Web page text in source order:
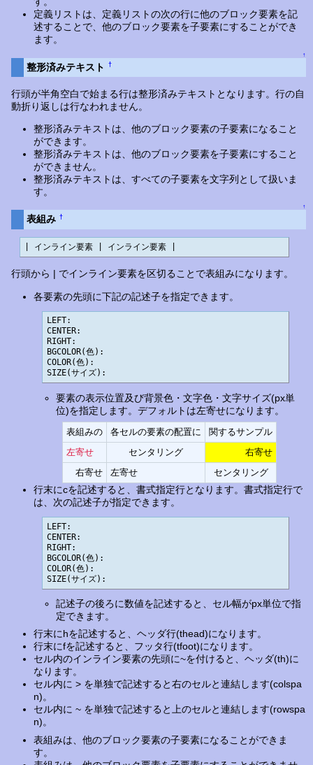
定義リストは、定義リストの次の行に他のブロック要素を記
述することで、他のブロック要素を子要素にすることができ
ます。
↑
整形済みテキスト †
行頭が半角空白で始まる行は整形済みテキストとなります。行の自
動折り返しは行なわれません。
整形済みテキストは、他のブロック要素の子要素になること
ができます。
整形済みテキストは、他のブロック要素を子要素にすること
ができません。
整形済みテキストは、すべての子要素を文字列として扱いま
す。
↑
表組み †
| インライン要素 | インライン要素 |
行頭から | でインライン要素を区切ることで表組みになります。
各要素の先頭に下記の記述子を指定できます。
LEFT:
CENTER:
RIGHT:
BGCOLOR(色):
COLOR(色):
SIZE(サイズ):
要素の表示位置及び背景色・文字色・文字サイズ(px単
位)を指定します。デフォルトは左寄せになります。
表組みの 各セルの要素の配置に
関するサンプル
左寄せ
センタリング
右寄せ
右寄せ
左寄せ センタリング
行末にcを記述すると、書式指定行となります。書式指定行で
は、次の記述子が指定できます。
LEFT:
CENTER:
RIGHT:
BGCOLOR(色):
COLOR(色):
SIZE(サイズ):
記述子の後ろに数値を記述すると、セル幅がpx単位で指
定できます。
行末にhを記述すると、ヘッダ行(thead)になります。
行末にfを記述すると、フッタ行(tfoot)になります。
セル内のインライン要素の先頭に~を付けると、ヘッダ(th)に
なります。
セル内に > を単独で記述すると右のセルと連結します(colspa
n)。
セル内に ~ を単独で記述すると上のセルと連結します(rowspa
n)。
表組みは、他のブロック要素の子要素になることができま
す。